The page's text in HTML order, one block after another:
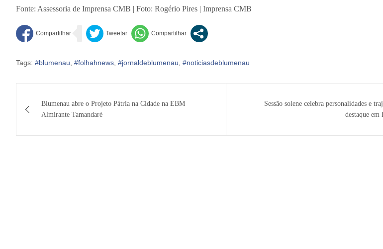
Fonte: Assessoria de Imprensa CMB | Foto: Rogério Pires | Imprensa CMB
Tags: #blumenau #folhahnews #jornaldeblumenau #noticiasdeblumenau
de
Post
Blumenau abre o Projeto Pátria na Cidade na EBM
Almirante Tamandaré
Sessão solene celebra personalidades e
destaque em